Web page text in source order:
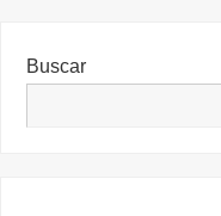
Buscar